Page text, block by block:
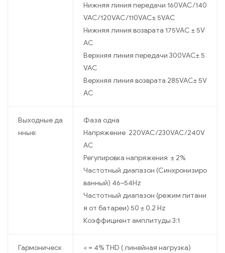
Нижняя линия передачи 160VAC/140
VAC/120VAC/110VAC± 5VAC
Нижняя линия возврата 175VAC ± 5V
AC
Верхняя линия передачи 300VAC± 5
VAC
Верхняя линия возврата 285VAC± 5V
AC
Выходные да
нные:
Фаза одна
Напряжение 220VAC/230VAC/240V
AC
Регулировка напряжения ± 2%
Частотный диапазон (Синхронизиро
ванный) 46~54Hz
Частотный диапазон (режим питани
я от батареи) 50 ± 0.2 Hz
Коэффициент амплитуды 3:1
Гармоническ < = 4% THD ( линейная нагрузка)